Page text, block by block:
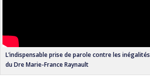
L’indispensable prise de parole contre les inégalités
du Dre Marie-France Raynault